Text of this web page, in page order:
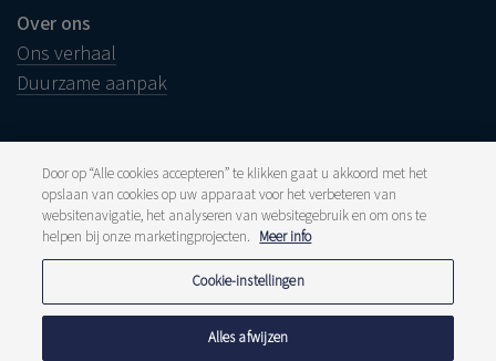
Over ons
Ons verhaal
Duurzame aanpak
Juridische info
Disclaimer
Klacht
Klokkenluiders
Tarieven
Cookiebeleid
Door op “Alle cookies accepteren” te klikken gaat u akkoord met het
opslaan van cookies op uw apparaat voor het verbeteren van
websitenavigatie, het analyseren van websitegebruik en om ons te
helpen bij onze marketingprojecten. Meer info
Cookie-instellingen
Alles afwijzen